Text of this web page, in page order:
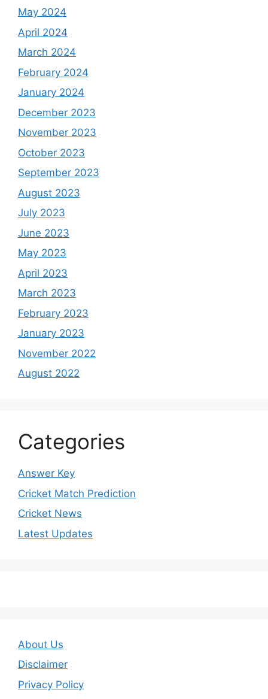
May 2024
April 2024
March 2024
February 2024
January 2024
December 2023
November 2023
October 2023
September 2023
August 2023
July 2023
June 2023
May 2023
April 2023
March 2023
February 2023
January 2023
November 2022
August 2022
Categories
Answer Key
Cricket Match Prediction
Cricket News
Latest Updates
About Us
Disclaimer
Privacy Policy